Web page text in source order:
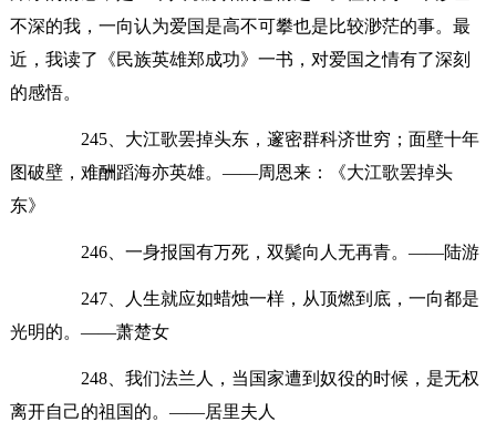
不深的我，一向认为爱国是高不可攀也是比较渺茫的事。最
近，我读了《民族英雄郑成功》一书，对爱国之情有了深刻
的感悟。
245、大江歌罢掉头东，邃密群科济世穷；面壁十年
图破壁，难酬蹈海亦英雄。——周恩来：《大江歌罢掉头
东》
246、一身报国有万死，双鬓向人无再青。——陆游
247、人生就应如蜡烛一样，从顶燃到底，一向都是
光明的。——萧楚女
248、我们法兰人，当国家遭到奴役的时候，是无权
离开自己的祖国的。——居里夫人